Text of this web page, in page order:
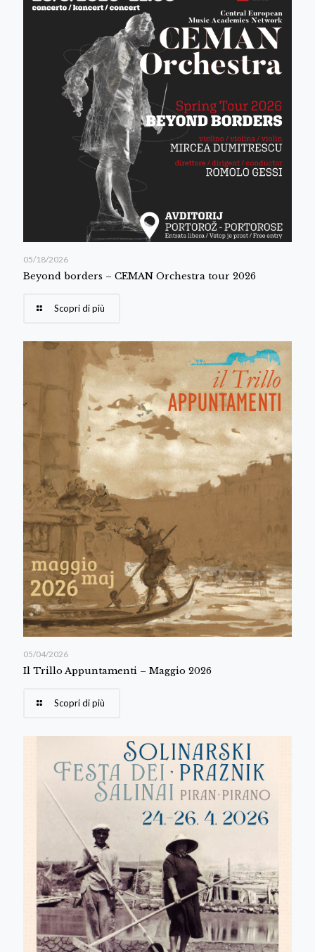
05/18/2026
Beyond borders – CEMAN Orchestra tour 2026
Scopri di più
05/04/2026
Il Trillo Appuntamenti – Maggio 2026
Scopri di più